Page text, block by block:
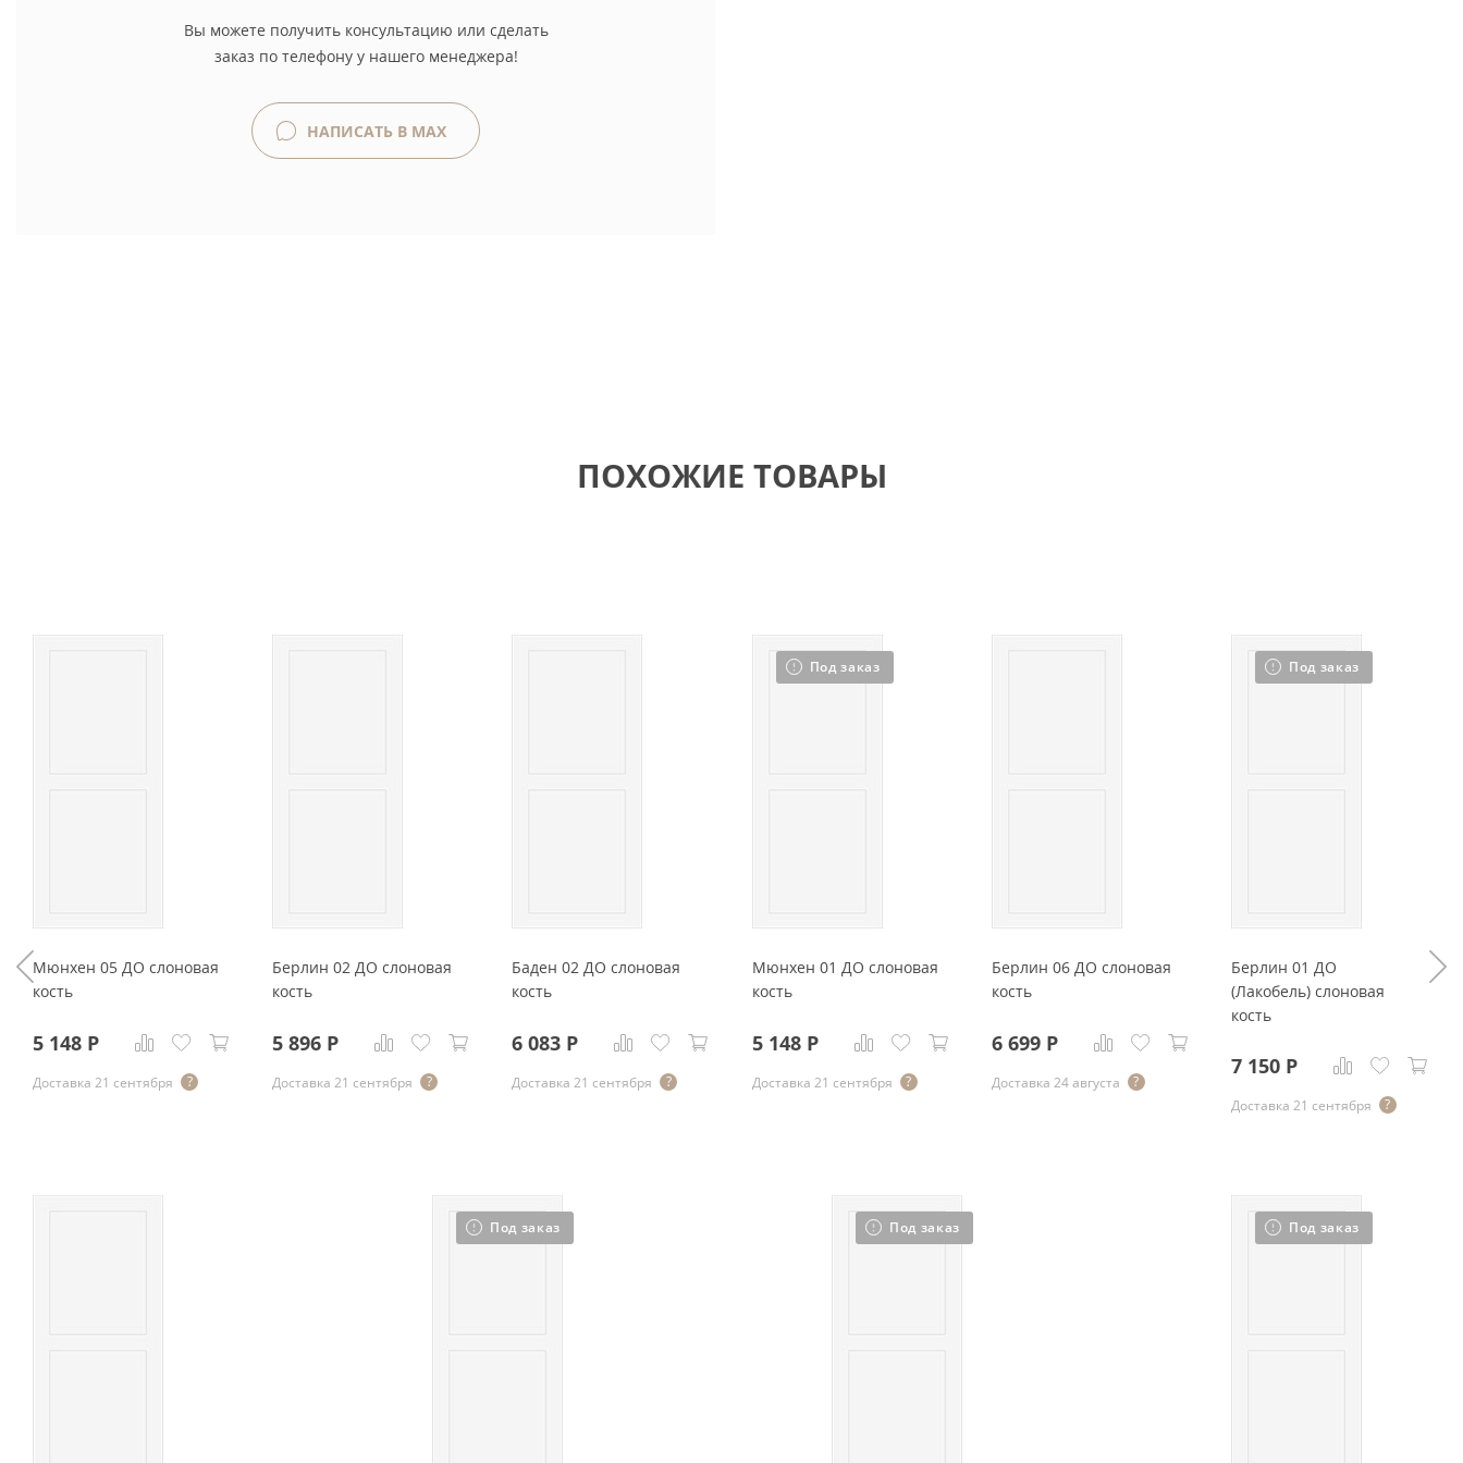
Вы можете получить консультацию или сделать
заказ по телефону у нашего менеджера!
НАПИСАТЬ В MAX
ПОХОЖИЕ ТОВАРЫ
Мюнхен 05 ДО слоновая
кость
5 148 Р
Доставка 21 сентября
Берлин 02 ДО слоновая
кость
5 896 Р
Доставка 21 сентября
Баден 02 ДО слоновая
кость
6 083 Р
Доставка 21 сентября
Под заказ
Мюнхен 01 ДО слоновая
кость
5 148Р
Доставка 21 сентября
Берлин 06 ДО слоновая
кость
6 699Р
Доставка 24 августа
Под заказ
Берлин 01 ДО
(Лакобель) слоновая
кость
7 150Р
Доставка 21 сентября
Под заказ Под заказ Под заказ